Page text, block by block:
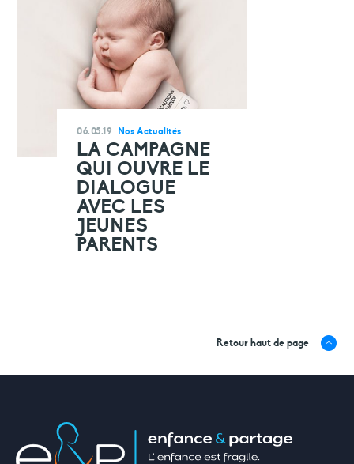
06.05.19 Nos Actualités
LA CAMPAGNE
QUI OUVRE LE
DIALOGUE
AVEC LES
JEUNES
PARENTS
Retour haut de page